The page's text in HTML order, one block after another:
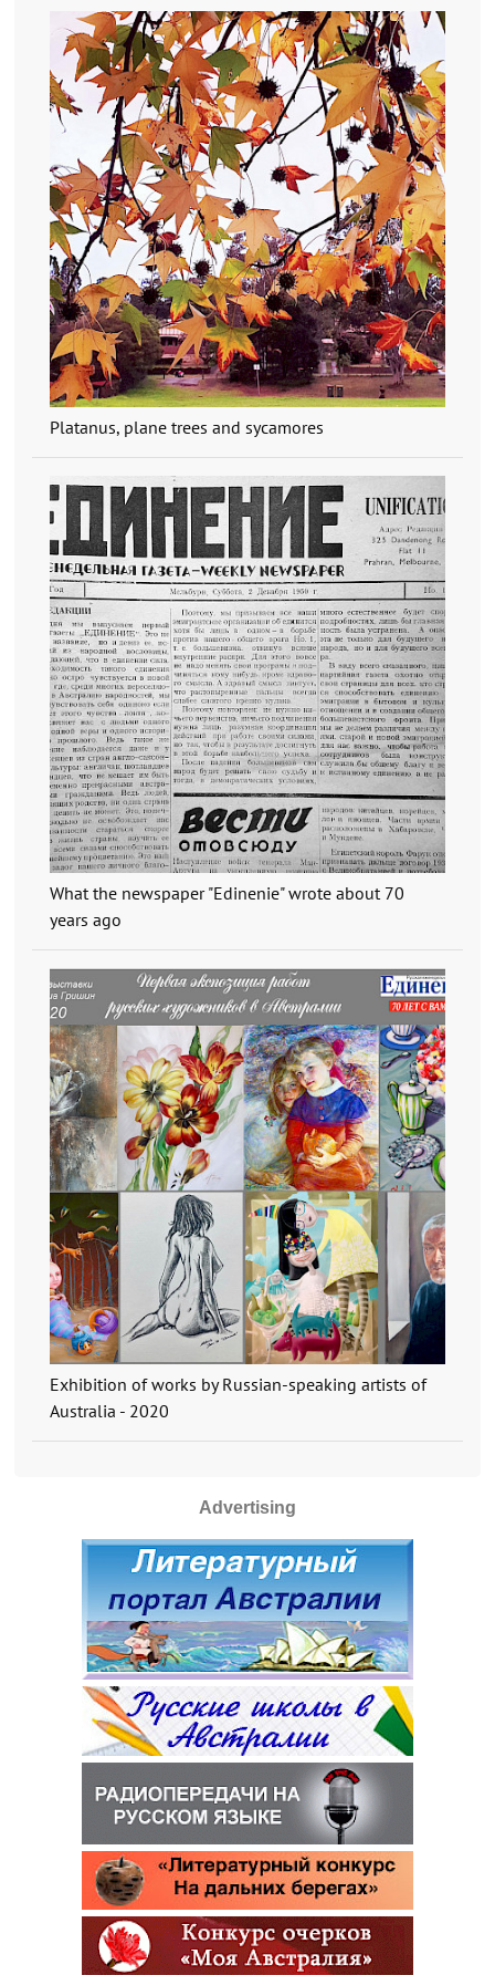
Platanus, plane trees and sycamores
What the newspaper "Edinenie" wrote about 70
years ago
Exhibition of works by Russian-speaking artists of
Australia - 2020
Advertising